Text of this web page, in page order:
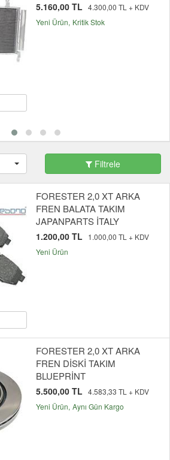
5.160,00 TL 4.300,00 TL + KDV
Yeni Ürün Kritik Stok
Filtrele
FORESTER 2,0 XT ARKA
FREN BALATA TAKIM
JAPANPARTS İTALY
1.200,00 TL
1.000,00 TL + KDV
Yeni Ürün
FORESTER 2,0 XT ARKA
FREN DİSKİ TAKIM
BLUEPRİNT
5.500,00 TL 4.583,33 TL + KDV
Yeni Ürün Aynı Gün Kargo